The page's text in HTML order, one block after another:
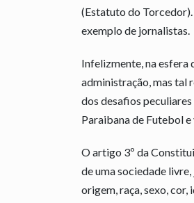
(Estatuto do
exemplo de jornalistas.
Infelizmente, na esfera
administração, mas tal
dos desafios
Paraibana de Futebol
O artigo 3º da
de uma sociedade
origem, raça, sexo,